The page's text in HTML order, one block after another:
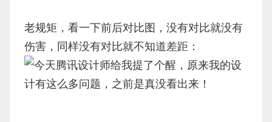
老规矩，看一下前后对比图，没有对比就没有
伤害，同样没有对比就不知道差距：